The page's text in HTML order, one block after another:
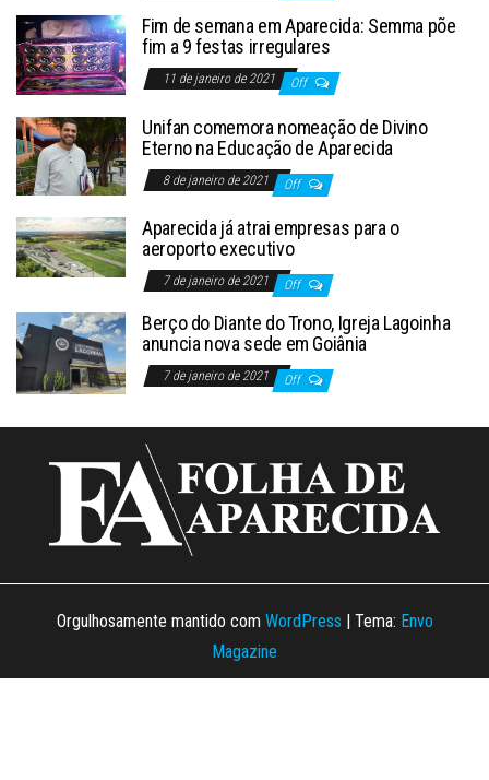
Fim de semana em Aparecida: Semma põe
fim a 9 festas irregulares
11 de janeiro de 2021 Off
Unifan comemora nomeação de Divino
Eterno na Educação de Aparecida
8 de janeiro de 2021 Off
Aparecida já atrai empresas para o
aeroporto executivo
7 de janeiro de 2021 Off
Berço do Diante do Trono, Igreja Lagoinha
anuncia nova sede em Goiânia
7 de janeiro de 2021 Off
Orgulhosamente mantido com WordPress | Tema: Envo
Magazine